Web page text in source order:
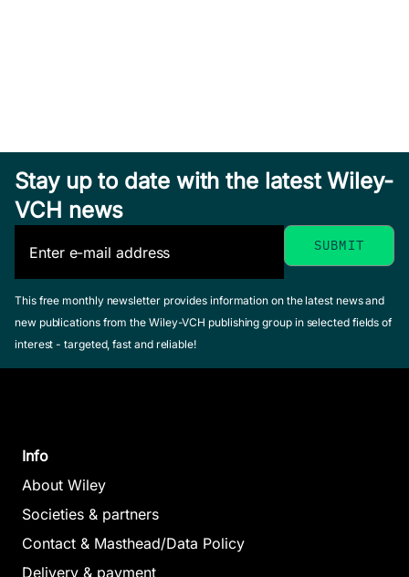
Power Yoga
für Dummies
August 2008,
See offer
Entspannen
durch
Balanced
Griga, Michael /
Krauleidis,
Von der
Produkt für
Dummies
Stay up to date with the latest Wiley-
VCH news
This free monthly newsletter provides information on the latest news and
new publications from the Wiley-VCH publishing group in selected fields of
interest - targeted, fast and reliable!
Info
About Wiley
Societies & partners
Contact & Masthead/Data Policy
Delivery & payment